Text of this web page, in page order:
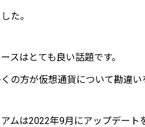
た。
スはとても良い話題です。
の方が仮想通貨について勘違
ムは2022年9月にアップデート